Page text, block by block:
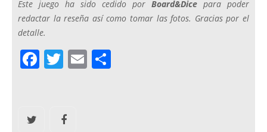
Este juego ha sido cedido por Board&Dice para poder
redactar la reseña así como tomar las fotos. Gracias por el
detalle.
F
T
er
E